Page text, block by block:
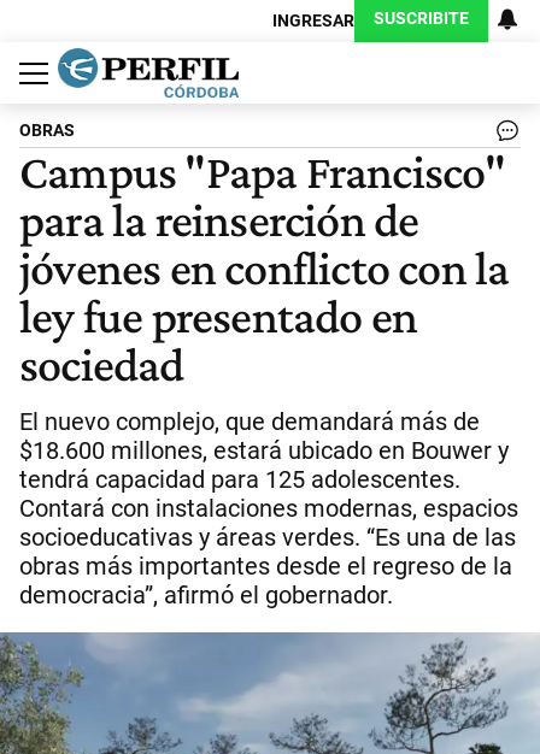
INGRESAR SUSCRIBITE
Política
Economía
Judiciales
Sociedad
Cultura
Espectáculos
Deportes
Protagonistas
OBRAS
Campus "Papa Francisco"
para la reinserción de
jóvenes en conflicto con la
ley fue presentado en
sociedad
El nuevo complejo, que demandará más de
$18.600 millones, estará ubicado en Bouwer y
tendrá capacidad para 125 adolescentes.
Contará con instalaciones modernas, espacios
socioeducativas y áreas verdes. “Es una de las
obras más importantes desde el regreso de la
democracia”, afirmó el gobernador.